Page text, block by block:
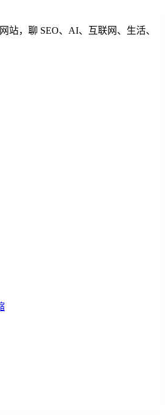
站，聊 SEO、AI、互联网、生活、